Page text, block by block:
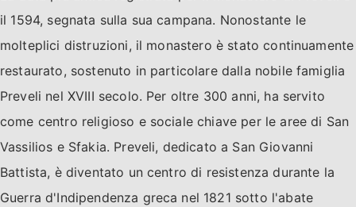
il 1594, segnata sulla sua campana. Nonostante le
molteplici distruzioni, il monastero è stato continuamente
restaurato, sostenuto in particolare dalla nobile famiglia
Preveli nel XVIII secolo. Per oltre 300 anni, ha servito
come centro religioso e sociale chiave per le aree di San
Vassilios e Sfakia. Preveli, dedicato a San Giovanni
Battista, è diventato un centro di resistenza durante la
Guerra d'Indipendenza greca nel 1821 sotto l'abate